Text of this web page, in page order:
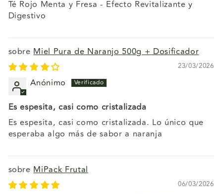
Té Rojo Menta y Fresa - Efecto Revitalizante y
Digestivo
Miel Pura de Naranjo 500g + Dosificador
23/03/2026
Anónimo
Es espesita, casi como cristalizada
Es espesita, casi como cristalizada. Lo único que
esperaba algo más de sabor a naranja
MiPack Frutal
06/03/2026